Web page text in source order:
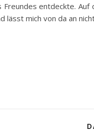
entdeckte.
lässt mich von da an